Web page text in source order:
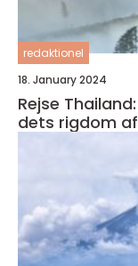
redaktionel
18. January 2024
Rejse
dets rigdom